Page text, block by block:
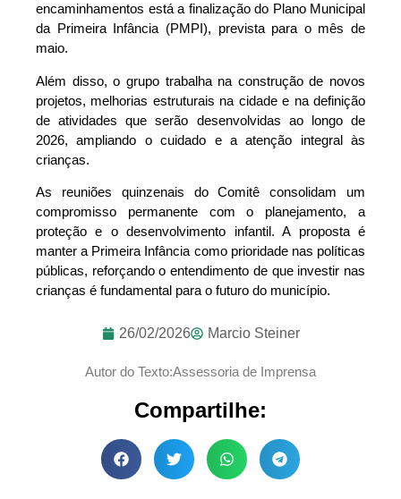
encaminhamentos está a finalização do Plano Municipal
da Primeira Infância (PMPI), prevista para o mês de
maio.
Além disso, o grupo trabalha na construção de novos
projetos, melhorias estruturais na cidade e na definição
de atividades que serão desenvolvidas ao longo de
2026, ampliando o cuidado e a atenção integral às
crianças.
As reuniões quinzenais do Comitê consolidam um
compromisso permanente com o planejamento, a
proteção e o desenvolvimento infantil. A proposta é
manter a Primeira Infância como prioridade nas políticas
públicas, reforçando o entendimento de que investir nas
crianças é fundamental para o futuro do município.
26/02/2026 Marcio Steiner
Autor do Texto:Assessoria de Imprensa
Compartilhe: